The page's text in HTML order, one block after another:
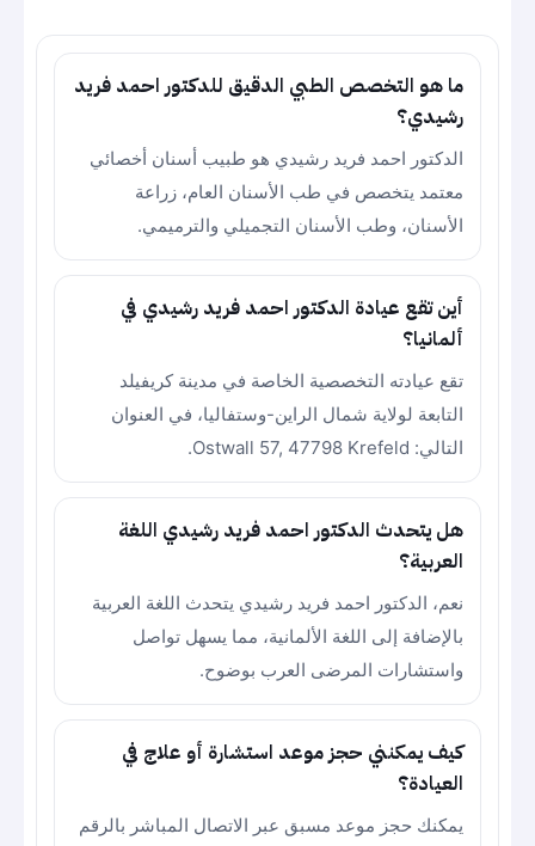
ما هو التخصص الطبي الدقيق للدكتور احمد فريد
رشيدي؟
الدكتور احمد فريد رشيدي هو طبيب أسنان أخصائي
معتمد يتخصص في طب الأسنان العام، زراعة
الأسنان، وطب الأسنان التجميلي والترميمي.
أين تقع عيادة الدكتور احمد فريد رشيدي في
ألمانيا؟
تقع عيادته التخصصية الخاصة في مدينة كريفيلد
التابعة لولاية شمال الراين-وستفاليا، في العنوان
التالي: Ostwall 57, 47798 Krefeld.
هل يتحدث الدكتور احمد فريد رشيدي اللغة
العربية؟
نعم، الدكتور احمد فريد رشيدي يتحدث اللغة العربية
بالإضافة إلى اللغة الألمانية، مما يسهل تواصل
واستشارات المرضى العرب بوضوح.
كيف يمكنني حجز موعد استشارة أو علاج في
العيادة؟
يمكنك حجز موعد مسبق عبر الاتصال المباشر بالرقم